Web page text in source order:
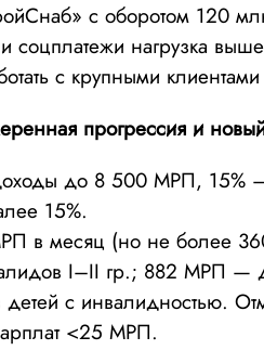
с оборотом 120
нагрузка
с крупными клиентами
прогрессия и
до 8 500 МРП, 15%
15%.
в месяц (но не более
I–II гр.; 882 МРП —
с инвалидностью.
<25 МРП.